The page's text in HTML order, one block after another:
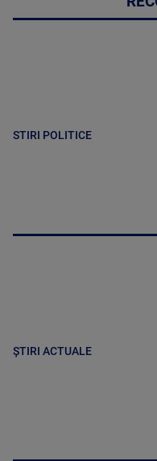
STIRI POLITICE
ȘTIRI ACTUALE